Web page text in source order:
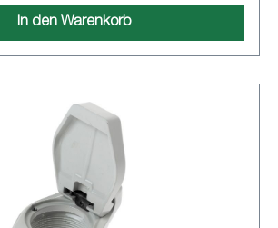
In den Warenkorb